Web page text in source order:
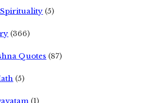
(5)
(366)
Quotes (87)
(5)
(1)